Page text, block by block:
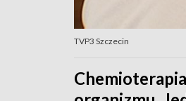
TVP3 Szczecin